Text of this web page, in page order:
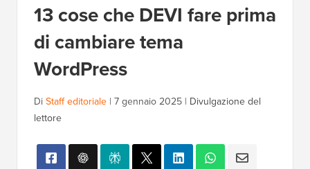
13 cose che DEVI fare prima
di cambiare tema
WordPress
DiStaff editoriale | 7 gennaio 2025 | Divulgazione del
lettore